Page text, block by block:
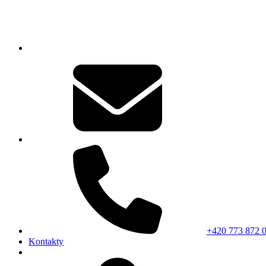
+420 773 872
Kontakty